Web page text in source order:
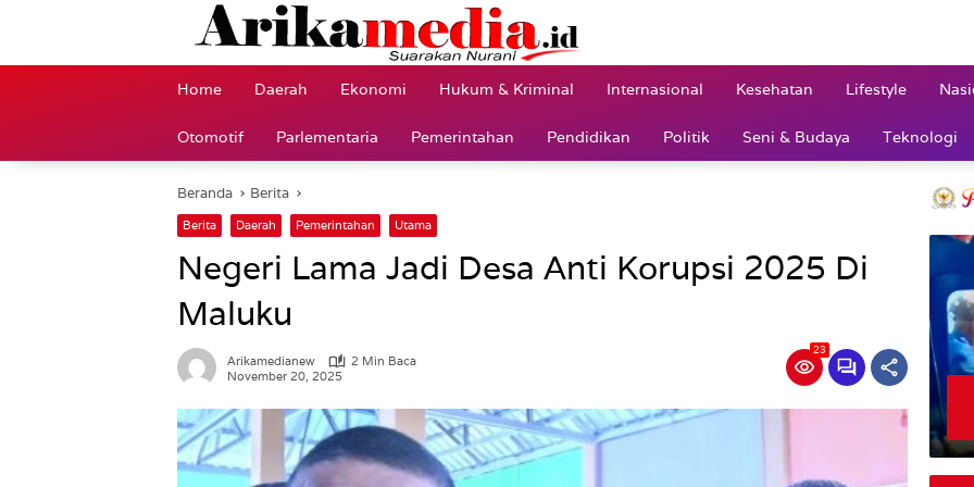
Home Daerah Ekonomi Hukum & Kriminal Internasional Kesehatan Lifestyle
Otomotif Parlementaria Pemerintahan Pendidikan Politik Seni & Budaya Teknologi
Beranda Berita
Berita Daerah Pemerintahan Utama
Negeri Lama Jadi Desa Anti Korupsi 2025 Di
Maluku
Arikamedianew
2 Min Baca
November 20, 2025
23